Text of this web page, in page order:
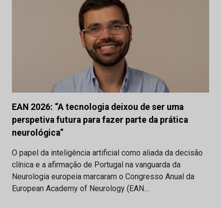
EAN 2026: “A tecnologia deixou de ser uma
perspetiva futura para fazer parte da prática
neurológica”
O papel da inteligência artificial como aliada da decisão
clínica e a afirmação de Portugal na vanguarda da
Neurologia europeia marcaram o Congresso Anual da
European Academy of Neurology (EAN…